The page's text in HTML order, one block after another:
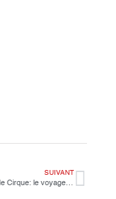
SUIVANT
Spectacle de Cirque: le voyage d’Adama